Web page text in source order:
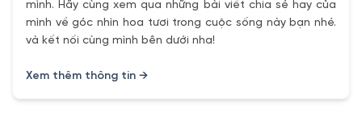
mình. Hãy cùng xem qua những bài viết chia sẻ hay của
mình về góc nhìn hoa tươi trong cuộc sống này bạn nhé.
và kết nối cùng mình bên dưới nha!
Xem thêm thông tin →